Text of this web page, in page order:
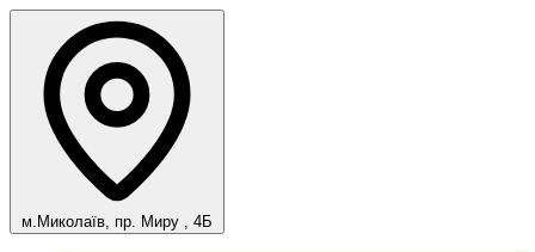
м.Миколаїв, пр. Миру , 4Б